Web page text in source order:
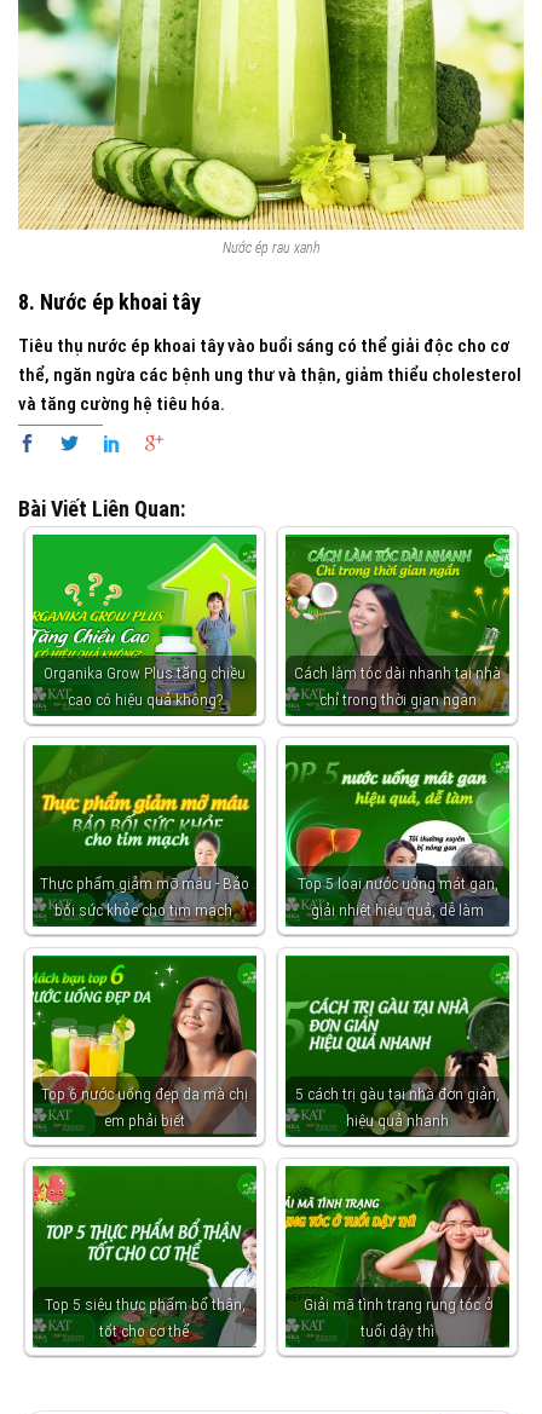
Nước ép rau xanh
8. Nước ép khoai tây
Tiêu thụ nước ép khoai tây vào buổi sáng có thể giải độc cho cơ
thể, ngăn ngừa các bệnh ung thư và thận, giảm thiểu cholesterol
và tăng cường hệ tiêu hóa.
Bài Viết Liên Quan:
Organika Grow Plus tăng chiều
cao có hiệu quả không?
Cách làm tóc dài nhanh tại nhà
chỉ trong thời gian ngắn
Thực phẩm giảm mỡ máu - Bảo
bối sức khỏe cho tim mạch
Top 5 loại nước uống mát gan,
giải nhiệt hiệu quả, dễ làm
Top 6 nước uống đẹp da mà chị
em phải biết
5 cách trị gàu tại nhà đơn giản,
hiệu quả nhanh
Top 5 siêu thực phẩm bổ thận,
tốt cho cơ thể
Giải mã tình trạng rụng tóc ở
tuổi dậy thì